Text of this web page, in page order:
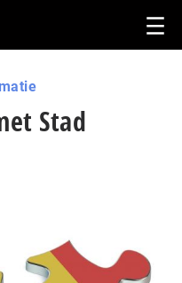
Stad